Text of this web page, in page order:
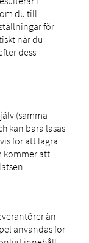
du till
för
när du
dess
(samma
kan bara läsas
för att lagra
kommer att
än
användas för